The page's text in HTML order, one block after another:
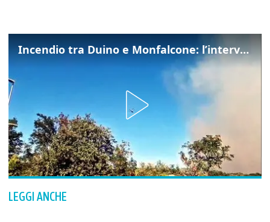
Incendio tra Duino e Monfalcone: l’intervento dei vigili del fuoco
LEGGI ANCHE